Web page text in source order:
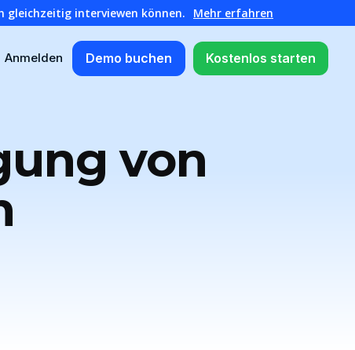
gleichzeitig interviewen können. Mehr erfahren
Anmelden Demo buchen Kostenlos starten
von